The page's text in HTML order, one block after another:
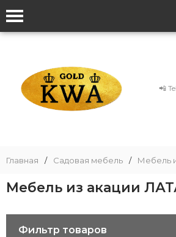
📲
Главная / Садовая мебель / Мебель
Мебель из акации
Фильтр товаров